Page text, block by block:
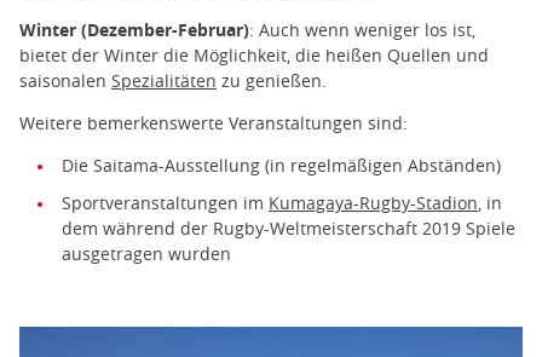
Winter (Dezember-Februar): Auch wenn weniger los ist,
bietet der Winter die Möglichkeit, die heißen Quellen und
saisonalen Spezialitäten zu genießen.
Weitere bemerkenswerte Veranstaltungen sind:
Die Saitama-Ausstellung (in regelmäßigen Abständen)
Sportveranstaltungen im Kumagaya-Rugby-Stadion, in
dem während der Rugby-Weltmeisterschaft 2019 Spiele
ausgetragen wurden